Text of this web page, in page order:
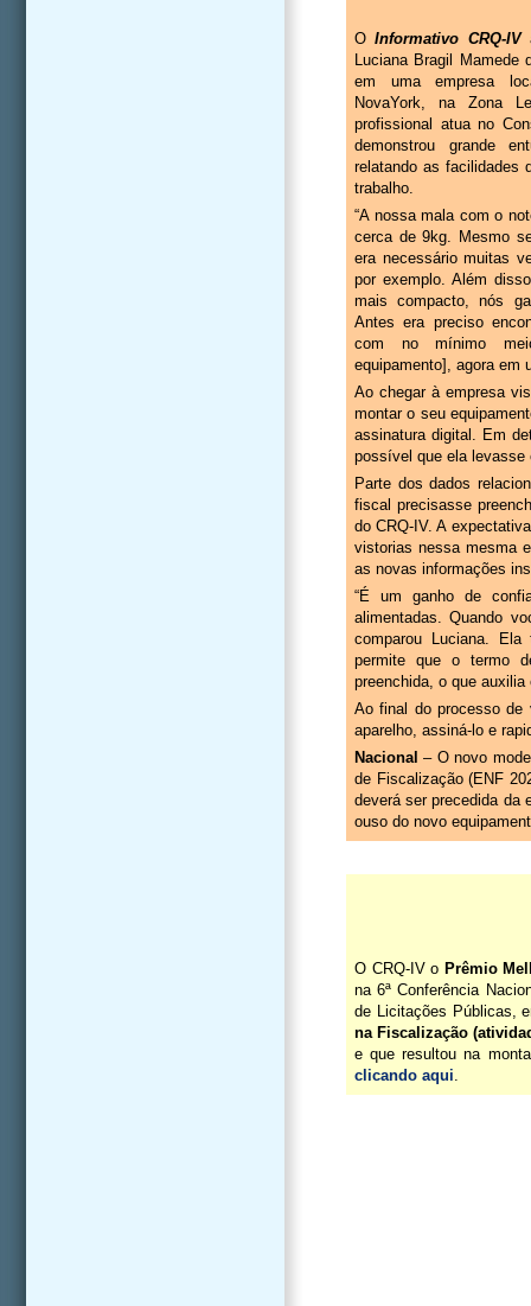
OInformativo CRQ-IV
Luciana Bragil Mamede
em uma empresa
NovaYork, na Zona
profissional atua no
demonstrou grande
relatando as facilidades
trabalho.
“A nossa mala com o
cerca de 9kg. Mesmo
era necessário muitas
por exemplo. Além
mais compacto, nós
Antes era preciso
com no mínimo
equipamento], agora em
Ao chegar à empresa
montar o seu
assinatura digital. Em
possível que ela levasse
Parte dos dados
fiscal precisasse
do CRQ-IV. A
vistorias nessa mesma
as novas informações
“É um ganho de
alimentadas. Quando
comparou Luciana.
permite que o termo
preenchida, o que
Ao final do processo de
aparelho, assiná-lo e
Nacional – O novo
de Fiscalização (ENF
deverá ser precedida da
ouso do novo
O CRQ-IV o Prêmio
na 6ª Conferência
de Licitações Públicas,
na Fiscalização
e que resultou na
clicando aqui.